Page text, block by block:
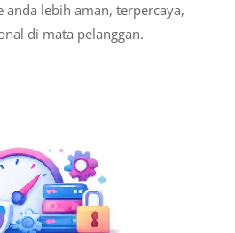
anda lebih aman, terpercaya,
di mata pelanggan.